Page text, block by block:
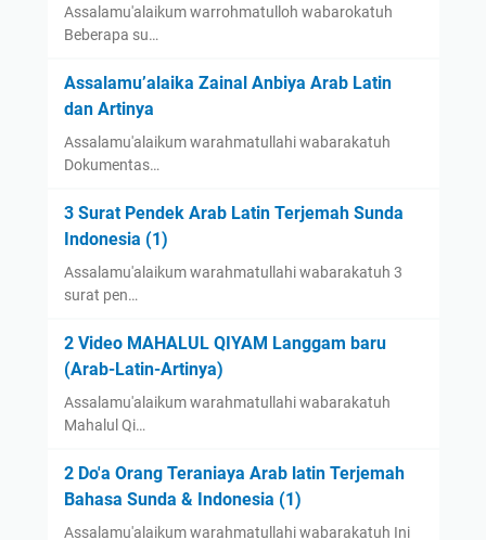
Assalamu'alaikum warrohmatulloh wabarokatuh
Beberapa su…
Assalamu’alaika Zainal Anbiya Arab Latin
dan Artinya
Assalamu'alaikum warahmatullahi wabarakatuh
Dokumentas…
3 Surat Pendek Arab Latin Terjemah Sunda
Indonesia (1)
Assalamu'alaikum warahmatullahi wabarakatuh 3
surat pen…
2 Video MAHALUL QIYAM Langgam baru
(Arab-Latin-Artinya)
Assalamu'alaikum warahmatullahi wabarakatuh
Mahalul Qi…
2 Do'a Orang Teraniaya Arab latin Terjemah
Bahasa Sunda & Indonesia (1)
Assalamu'alaikum warahmatullahi wabarakatuh Ini